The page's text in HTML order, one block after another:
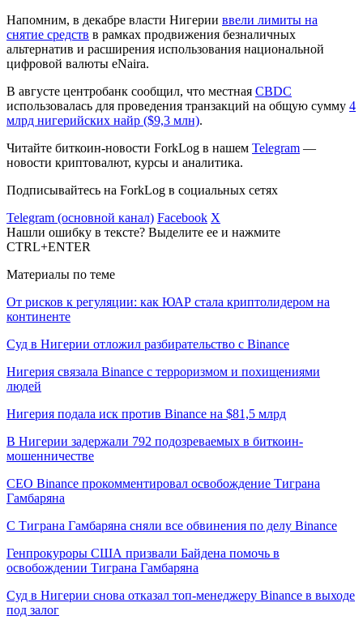
Напомним, в декабре власти Нигерии ввели лимиты на
снятие средств в рамках продвижения безналичных
альтернатив и расширения использования национальной
цифровой валюты eNaira.
В августе центробанк сообщил, что местная CBDC
использовалась для проведения транзакций на общую сумму 4
млрд нигерийских найр ($9,3 млн).
Читайте биткоин-новости ForkLog в нашем Telegram —
новости криптовалют, курсы и аналитика.
Подписывайтесь на ForkLog в социальных сетях
Telegram (основной канал) Facebook X
Нашли ошибку в тексте? Выделите ее и нажмите
CTRL+ENTER
Материалы по теме
От рисков к регуляции: как ЮАР стала криптолидером на
континенте
Суд в Нигерии отложил разбирательство с Binance
Нигерия связала Binance с терроризмом и похищениями
людей
Нигерия подала иск против Binance на $81,5 млрд
В Нигерии задержали 792 подозреваемых в биткоин-
мошенничестве
CEO Binance прокомментировал освобождение Тиграна
Гамбаряна
С Тиграна Гамбаряна сняли все обвинения по делу Binance
Генпрокуроры США призвали Байдена помочь в
освобождении Тиграна Гамбаряна
Суд в Нигерии снова отказал топ-менеджеру Binance в выходе
под залог